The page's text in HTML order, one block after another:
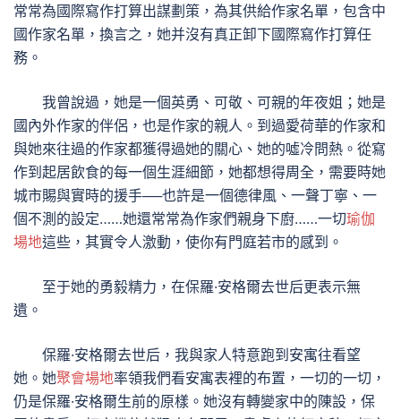
常常為國際寫作打算出謀劃策，為其供給作家名單，包含中
國作家名單，換言之，她并沒有真正卸下國際寫作打算任
務。
我曾說過，她是一個英勇、可敬、可親的年夜姐；她是
國內外作家的伴侶，也是作家的親人。到過愛荷華的作家和
與她來往過的作家都獲得過她的關心、她的噓冷問熱。從寫
作到起居飲食的每一個生涯細節，她都想得周全，需要時她
城市賜與實時的援手──也許是一個德律風、一聲丁寧、一
個不測的設定……她還常常為作家們親身下廚……一切瑜伽
場地這些，其實令人激動，使你有門庭若市的感到。
至于她的勇毅精力，在保羅·安格爾去世后更表示無
遺。
保羅·安格爾去世后，我與家人特意跑到安寓往看望
她。她聚會場地率領我們看安寓表裡的布置，一切的一切，
仍是保羅·安格爾生前的原樣。她沒有轉變家中的陳設，保